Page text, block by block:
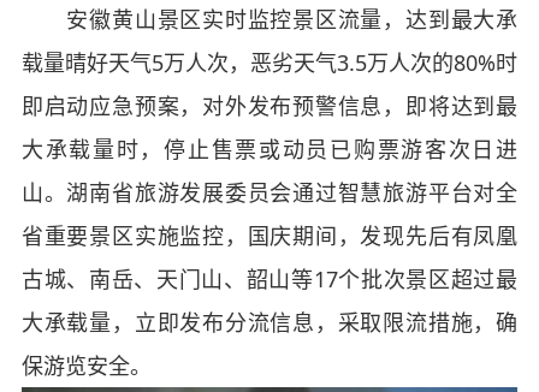
安徽黄山景区实时监控景区流量，达到最大承
载量晴好天气5万人次，恶劣天气3.5万人次的80%时
即启动应急预案，对外发布预警信息，即将达到最
大承载量时，停止售票或动员已购票游客次日进
山。湖南省旅游发展委员会通过智慧旅游平台对全
省重要景区实施监控，国庆期间，发现先后有凤凰
古城、南岳、天门山、韶山等17个批次景区超过最
大承载量，立即发布分流信息，采取限流措施，确
保游览安全。